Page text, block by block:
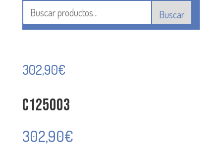
Buscar
302,90€
C125003
302,90€